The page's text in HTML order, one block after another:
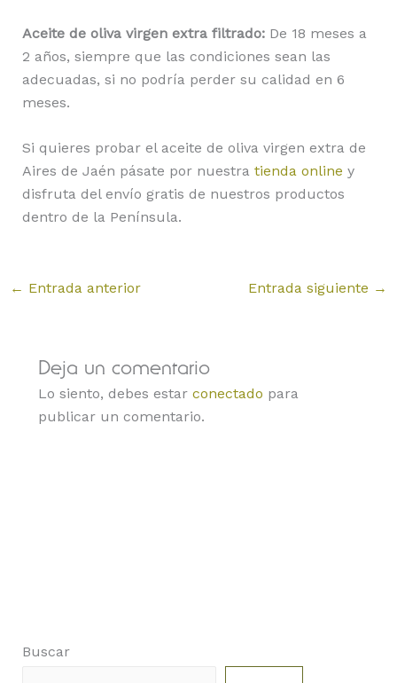
Aceite de oliva virgen extra filtrado:De 18 meses a
2 años, siempre que las condiciones sean las
adecuadas, si no podría perder su calidad en 6
meses.
Si quieres probar el aceite de oliva virgen extra de
Aires de Jaén pásate por nuestra tienda online y
disfruta del envío gratis de nuestros productos
dentro de la Península.
← Entrada anterior Entrada siguiente →
Deja un comentario
Lo siento, debes estar conectado para
publicar un comentario.
Buscar